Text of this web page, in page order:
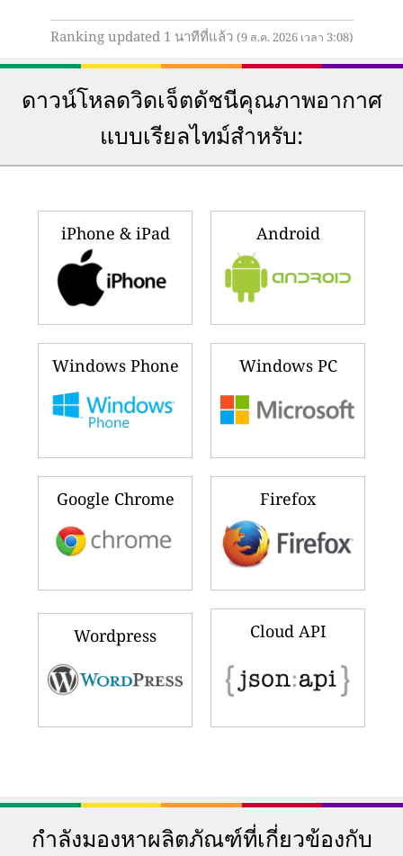
Ranking updated 1 นาทีที่แล้ว (9 ส.ค. 2026 เวลา 3:08)
ดาวน์โหลดวิดเจ็ตดัชนีคุณภาพอากาศ
แบบเรียลไทม์สำหรับ:
iPhone & iPad Android
Windows Phone Windows PC
Google Chrome Firefox
Wordpress Cloud API
กำลังมองหาผลิตภัณฑ์ที่เกี่ยวข้องกับ